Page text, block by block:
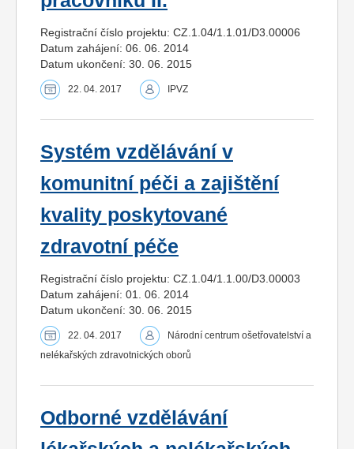
Registrační číslo projektu: CZ.1.04/1.1.01/D3.00006
Datum zahájení: 06. 06. 2014
Datum ukončení: 30. 06. 2015
22. 04. 2017 IPVZ
Systém vzdělávání v
komunitní péči a zajištění
kvality poskytované
zdravotní péče
Registrační číslo projektu: CZ.1.04/1.1.00/D3.00003
Datum zahájení: 01. 06. 2014
Datum ukončení: 30. 06. 2015
22. 04. 2017
Národní centrum ošetřovatelství a
nelékařských zdravotnických oborů
Odborné vzdělávání